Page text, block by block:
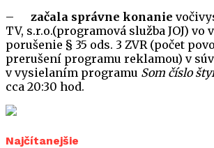
– začala správne konanie
TV, s.r.o.(programová služba JOJ) vo
porušenie § 35 ods. 3 ZVR (počet
prerušení programu reklamou) v
v vysielaním programu Som číslo
cca 20:30 hod.
Najčítanejšie